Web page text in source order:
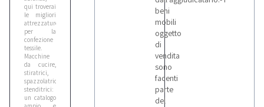
qui troverai
le migliori
attrezzature
per la
confezione
tessile.
Macchine
da cucire,
stiratrici,
spazzolatrici,
stenditrici:
un catalogo
beni
mobili
oggetto
di
vendita
sono
facenti
parte
del